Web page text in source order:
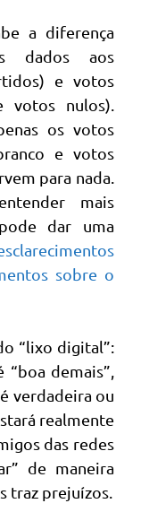
a diferença
dados aos
e votos
votos nulos).
os votos
e votos
para nada.
mais
dar uma
sobre o
“lixo digital”:
demais”,
verdadeira ou
realmente
das redes
de maneira
traz prejuízos.